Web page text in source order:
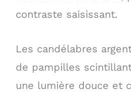
contraste saisissant.
Les candélabres
de pampilles
une lumière douce et